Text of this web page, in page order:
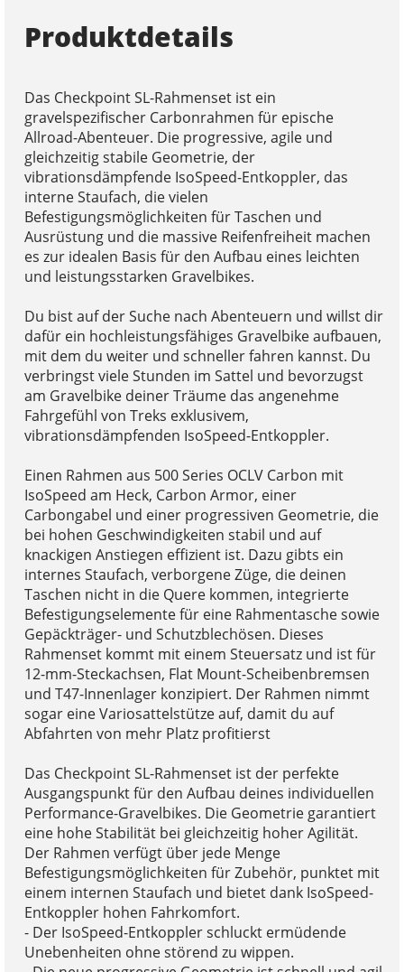
Produktdetails
Das Checkpoint SL-Rahmenset ist ein
gravelspezifischer Carbonrahmen für epische
Allroad-Abenteuer. Die progressive, agile und
gleichzeitig stabile Geometrie, der
vibrationsdämpfende IsoSpeed-Entkoppler, das
interne Staufach, die vielen
Befestigungsmöglichkeiten für Taschen und
Ausrüstung und die massive Reifenfreiheit machen
es zur idealen Basis für den Aufbau eines leichten
und leistungsstarken Gravelbikes.
Du bist auf der Suche nach Abenteuern und willst dir
dafür ein hochleistungsfähiges Gravelbike aufbauen,
mit dem du weiter und schneller fahren kannst. Du
verbringst viele Stunden im Sattel und bevorzugst
am Gravelbike deiner Träume das angenehme
Fahrgefühl von Treks exklusivem,
vibrationsdämpfenden IsoSpeed-Entkoppler.
Einen Rahmen aus 500 Series OCLV Carbon mit
IsoSpeed am Heck, Carbon Armor, einer
Carbongabel und einer progressiven Geometrie, die
bei hohen Geschwindigkeiten stabil und auf
knackigen Anstiegen effizient ist. Dazu gibts ein
internes Staufach, verborgene Züge, die deinen
Taschen nicht in die Quere kommen, integrierte
Befestigungselemente für eine Rahmentasche sowie
Gepäckträger- und Schutzblechösen. Dieses
Rahmenset kommt mit einem Steuersatz und ist für
12-mm-Steckachsen, Flat Mount-Scheibenbremsen
und T47-Innenlager konzipiert. Der Rahmen nimmt
sogar eine Variosattelstütze auf, damit du auf
Abfahrten von mehr Platz profitierst
Das Checkpoint SL-Rahmenset ist der perfekte
Ausgangspunkt für den Aufbau deines individuellen
Performance-Gravelbikes. Die Geometrie garantiert
eine hohe Stabilität bei gleichzeitig hoher Agilität.
Der Rahmen verfügt über jede Menge
Befestigungsmöglichkeiten für Zubehör, punktet mit
einem internen Staufach und bietet dank IsoSpeed-
Entkoppler hohen Fahrkomfort.
- Der IsoSpeed-Entkoppler schluckt ermüdende
Unebenheiten ohne störend zu wippen.